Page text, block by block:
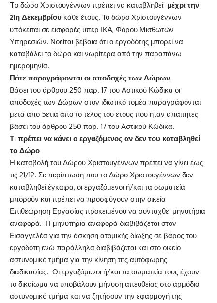
Tο δώρο Χριστουγέννων πρέπει να καταβληθεί μέχρι την
21η Δεκεμβρίου κάθε έτους. Το δώρο Χριστουγέννων
υπόκειται σε εισφορές υπέρ ΙΚΑ, Φόρου Μισθωτών
Υπηρεσιών. Νοείται βέβαια ότι ο εργοδότης μπορεί να
καταβάλει το δώρο και νωρίτερα από την παραπάνω
ημερομηνία.
Πότε παραγράφονται οι αποδοχές των Δώρων.
Βάσει του άρθρου 250 παρ. 17 του Αστικού Κώδικα οι
αποδοχές των Δώρων στον ιδιωτικό τομέα παραγράφονται
μετά από 5ετία από το τέλος του έτους που ήταν απαιτητές
βάσει του άρθρου 250 παρ. 17 του Αστικού Κώδικα.
Τι πρέπει να κάνει ο εργαζόμενος αν δεν του καταβληθεί
το Δώρο
Η καταβολή του Δώρου Χριστουγέννων πρέπει να γίνει έως
τις 21/12. Σε περίπτωση που το Δώρο Χριστουγέννων δεν
καταβληθεί έγκαιρα, οι εργαζόμενοι ή/και τα σωματεία
μπορούν και πρέπει να προσφύγουν στην οικεία
Επιθεώρηση Εργασίας προκειμένου να συνταχθεί μηνυτήρια
αναφορά. Η μηνυτήρια αναφορά διαβιβάζεται στον
Εισαγγελέα για την άσκηση ατομικής δίωξης σε βάρος του
εργοδότη ενώ παράλληλα διαβιβάζεται και στο οικείο
αστυνομικό τμήμα για την κίνηση της αυτόφωρης
διαδικασίας. Οι εργαζόμενοι ή/και τα σωματεία τους έχουν
το δικαίωμα να υποβάλουν μήνυση απευθείας στο αρμόδιο
αστυνομικό τμήμα και να ζητήσουν την εφαρμογή της